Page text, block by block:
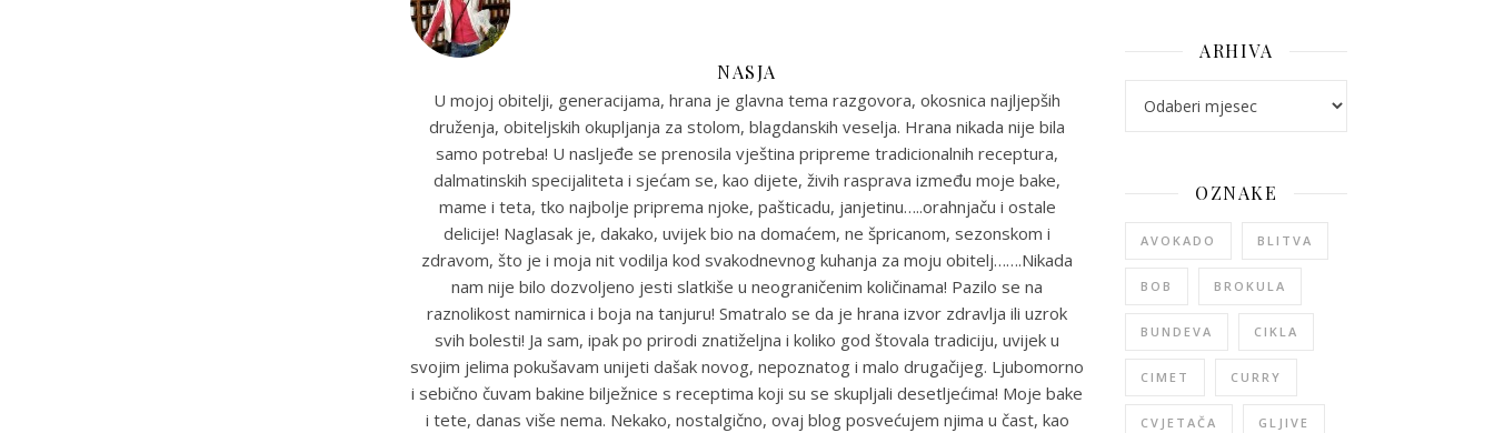
NASJA
U mojoj obitelji, generacijama, hrana je glavna tema razgovora, okosnica najljepših
druženja, obiteljskih okupljanja za stolom, blagdanskih veselja. Hrana nikada nije bila
samo potreba! U nasljeđe se prenosila vještina pripreme tradicionalnih receptura,
dalmatinskih specijaliteta i sjećam se, kao dijete, živih rasprava između moje bake,
mame i teta, tko najbolje priprema njoke, pašticadu, janjetinu…..orahnjaču i ostale
delicije! Naglasak je, dakako, uvijek bio na domaćem, ne špricanom, sezonskom i
zdravom, što je i moja nit vodilja kod svakodnevnog kuhanja za moju obitelj…….Nikada
nam nije bilo dozvoljeno jesti slatkiše u neograničenim količinama! Pazilo se na
raznolikost namirnica i boja na tanjuru! Smatralo se da je hrana izvor zdravlja ili uzrok
svih bolesti! Ja sam, ipak po prirodi znatiželjna i koliko god štovala tradiciju, uvijek u
svojim jelima pokušavam unijeti dašak novog, nepoznatog i malo drugačijeg. Ljubomorno
i sebično čuvam bakine bilježnice s receptima koji su se skupljali desetljećima! Moje bake
i tete, danas više nema. Nekako, nostalgično, ovaj blog posvećujem njima u čast, kao
ARHIVA
OZNAKE
AVOKADO BLITVA
BOB BROKULA
BUNDEVA CIKLA
CIMET CURRY
CVJETAČA GLJIVE